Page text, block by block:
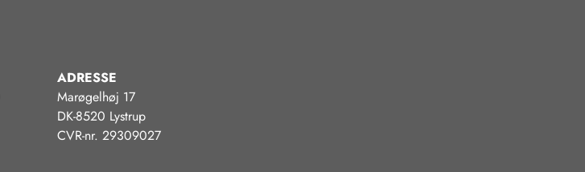
ADRESSE
Marøgelhøj 17
DK-8520 Lystrup
CVR-nr. 29309027